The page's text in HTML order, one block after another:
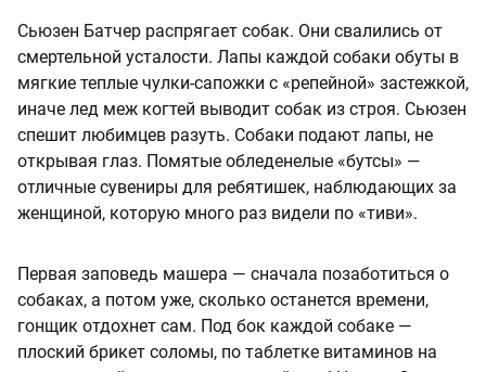
Сьюзен Батчер распрягает собак. Они свалились от
смертельной усталости. Лапы каждой собаки обуты в
мягкие теплые чулки-сапожки с «репейной» застежкой,
иначе лед меж когтей выводит собак из строя. Сьюзен
спешит любимцев разуть. Собаки подают лапы, не
открывая глаз. Помятые обледенелые «бутсы» —
отличные сувениры для ребятишек, наблюдающих за
женщиной, которую много раз видели по «тиви».
Первая заповедь машера — сначала позаботиться о
собаках, а потом уже, сколько останется времени,
гонщик отдохнет сам. Под бок каждой собаке —
плоский брикет соломы, по таблетке витаминов на